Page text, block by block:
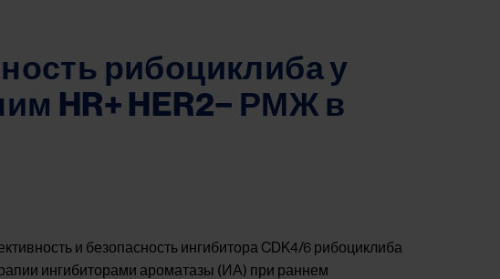
рибоциклиба у
HR+ HER2− РМЖ в
и безопасность ингибитора CDK4/6 рибоциклиба
ингибиторами ароматазы (ИА) при раннем